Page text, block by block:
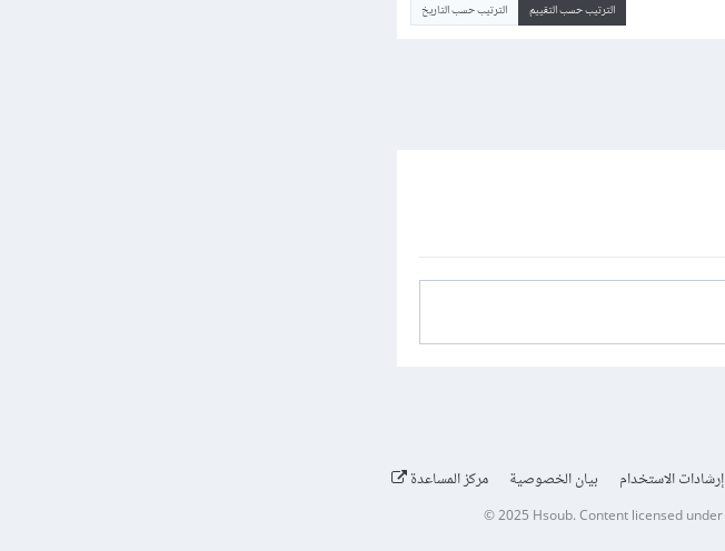
الترتيب حسب التقييم الترتيب حسب التاريخ
إرشادات الاستخدام بيان الخصوصية مركز المساعدة
© 2025 Hsoub.Content licensed under